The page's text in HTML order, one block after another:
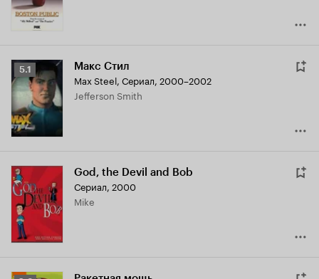
Рейтинг
Кинопоиска
5.1 Макс Стил
Max Steel, Сериал, 2000–2002
Jefferson Smith
God, the Devil and Bob
Сериал, 2000
Mike